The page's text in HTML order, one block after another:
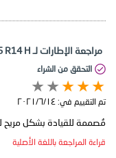
مراجعة الإطارات لـ Dunlop SP SPORT LM705 185/65 R14 H
التحقق من الشراء
تم التقييم في: ١٤‏/٦‏/٢٠٢١
مُصممة للقيادة بشكل مريح
قراءة المراجعة باللغة الأصلية